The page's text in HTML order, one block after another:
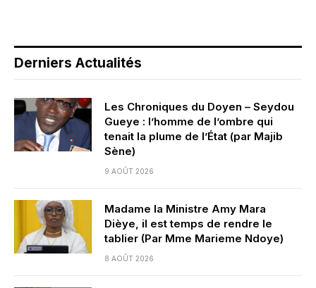
Derniers Actualités
Les Chroniques du Doyen – Seydou
Gueye : l’homme de l’ombre qui
tenait la plume de l’État (par Majib
Sène)
9 AOÛT 2026
Madame la Ministre Amy Mara
Dièye, il est temps de rendre le
tablier (Par Mme Marieme Ndoye)
8 AOÛT 2026